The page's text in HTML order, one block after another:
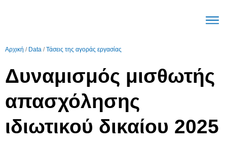
Αρχική / Data /Τάσεις της αγοράς εργασίας
Δυναμισμός μισθωτής
απασχόλησης
ιδιωτικού δικαίου 2025